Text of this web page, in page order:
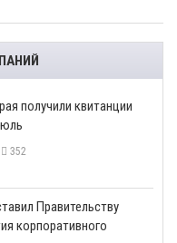
получили квитанции
352
Правительству
корпоративного